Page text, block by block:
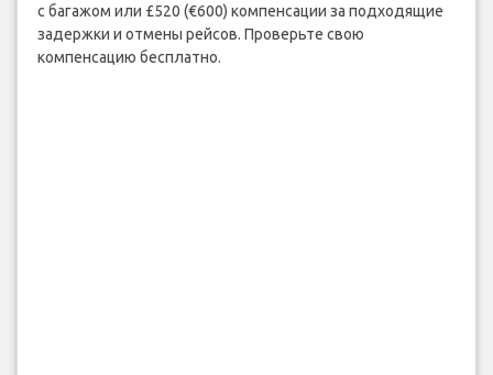
с багажом или £520 (€600) компенсации за подходящие
задержки и отмены рейсов. Проверьте свою
компенсацию бесплатно.